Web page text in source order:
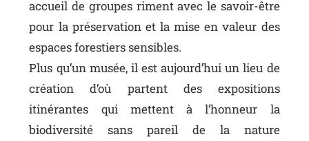
accueil de groupes riment avec le savoir-être
pour la préservation et la mise en valeur des
espaces forestiers sensibles.
Plus qu’un musée, il est aujourd’hui un lieu de
création d’où partent des expositions
itinérantes qui mettent à l’honneur la
biodiversité sans pareil de la nature